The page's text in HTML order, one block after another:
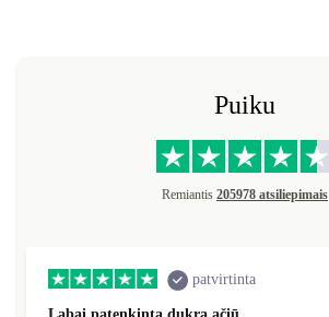
Puiku
Remiantis 205978 atsiliepimais
patvirtinta